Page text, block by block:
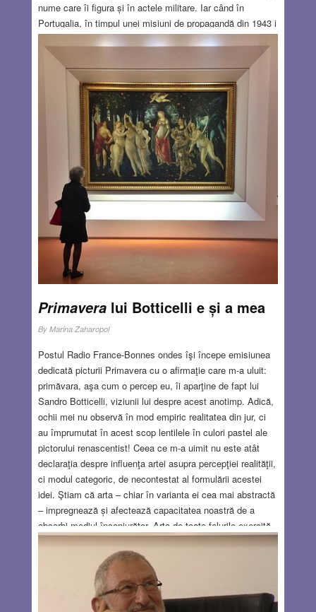
nume care îi figura și în actele militare. Iar când în
Portugalia, în timpul unei misiuni de propagandă din 1943 i
s-a spus că părea întruchiparea absolută a bărbatului
englez (cu alură britanică chiar și în filmul Pe aripile
vântului), actorul a spus zâmbind: “I suppose we do not
have to tell them that I began as a Hungarian.” (Presupun
că n-ar trebui să le spunem că de fapt mi-am început viața
ca maghiar.). Și-a schimbat numele în mod oficial doar la
vârsta de 27 de ani, după cum reiese din The London
Gazette din 5 martie 1920.
Read more…
JUN 17, 2021 9 COMMENTS
Primaveralui Botticelli e și a mea
By Marina Zaharopol
Postul Radio France-Bonnes ondes îşi începe emisiunea
dedicată picturii Primavera cu o afirmaţie care m-a uluit:
primăvara, aşa cum o percep eu, îi aparţine de fapt lui
Sandro Botticelli, viziunii lui despre acest anotimp. Adică,
ochii mei nu observă în mod empiric realitatea din jur, ci
au împrumutat în acest scop lentilele în culori pastel ale
pictorului renascentist! Ceea ce m-a uimit nu este atât
declaraţia despre influenţa artei asupra percepţiei realităţii,
ci modul categoric, de necontestat al formulării acestei
idei. Ştiam că arta – chiar în varianta ei cea mai abstractă
– impregnează și afectează capacitatea noastră de a
absorbi mediul înconjurător. Arta de toate felurile exercită
o influenţă invizibilă şi transmisibilă, adesea vizând
persoane care nici măcar nu cunosc sursa viziunii lor şi
cred în mod eronat că ea le aparţine. O stradă pe care o
parcurgem zilnic ne apare sub altă lumină când vedem un
tablou sau chiar o fotografie a aceleiaşi străzi. Unghiul din